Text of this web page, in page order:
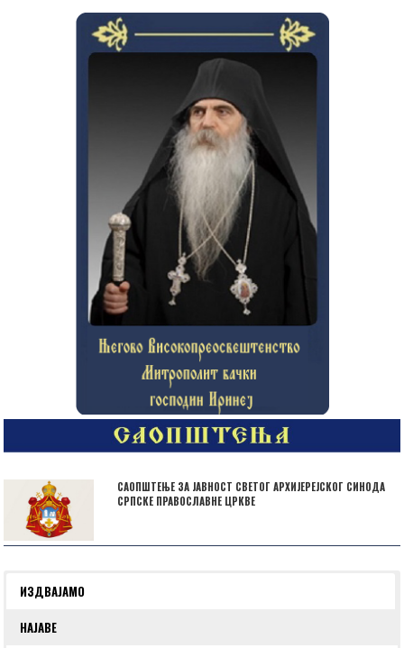
САОПШТЕЊЕ ЗА ЈАВНОСТ СВЕТОГ АРХИЈЕРЕЈСКОГ СИНОДА
СРПСКЕ ПРАВОСЛАВНЕ ЦРКВЕ
ИЗДВАЈАМО
НАЈАВЕ